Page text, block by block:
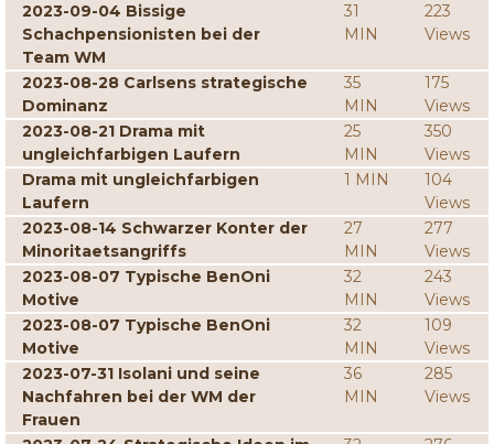
2023-09-04 Bissige
Schachpensionisten bei der
Team WM
31
MIN
223
Views
2023-08-28 Carlsens strategische
Dominanz
35
MIN
175
Views
2023-08-21 Drama mit
ungleichfarbigen Laufern
25
MIN
350
Views
Drama mit ungleichfarbigen
Laufern
1 MIN
104
Views
2023-08-14 Schwarzer Konter der
Minoritaetsangriffs
27
MIN
277
Views
2023-08-07 Typische BenOni
Motive
32
MIN
243
Views
2023-08-07 Typische BenOni
Motive
32
MIN
109
Views
2023-07-31 Isolani und seine
Nachfahren bei der WM der
Frauen
36
MIN
285
Views